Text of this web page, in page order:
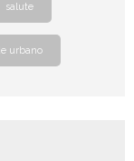
salute
urbano